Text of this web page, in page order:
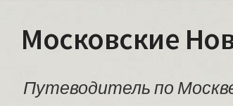
Московские
Путеводитель по